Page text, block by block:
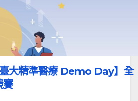
大精準醫療 Demo Day】全
賽